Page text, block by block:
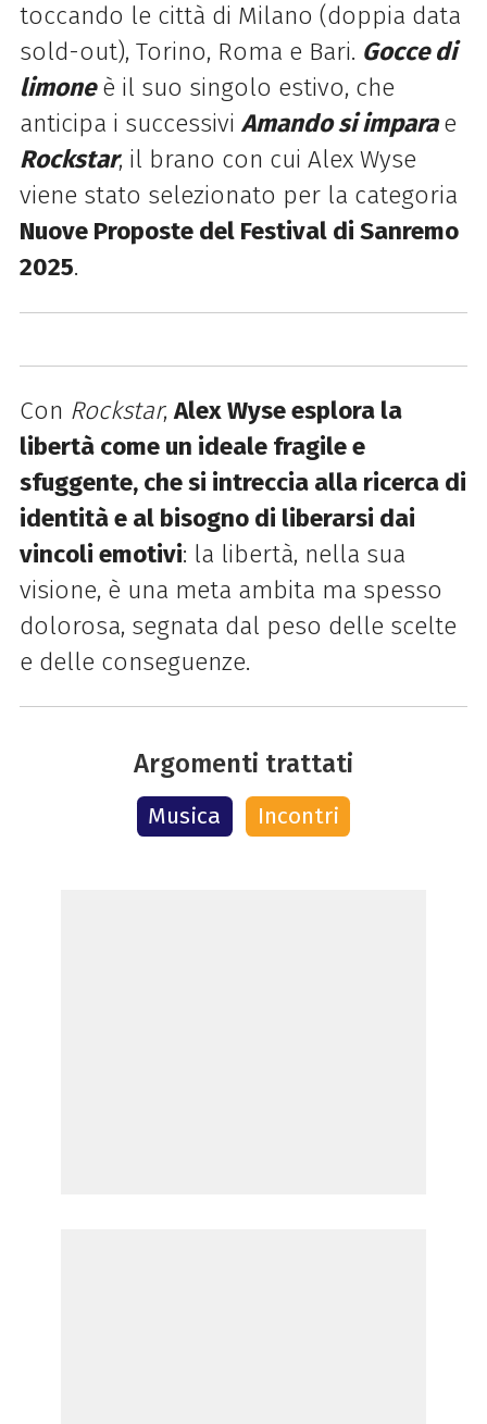
toccando le città di Milano (doppia data
sold-out), Torino, Roma e Bari. Gocce di
limoneè il suo singolo estivo, che
anticipa i successivi Amando si imparae
Rockstar, il brano con cui Alex Wyse
viene stato selezionato per la categoria
Nuove Proposte del Festival di Sanremo
2025.
Con Rockstar,Alex Wyse esplora la
libertà come un ideale fragile e
sfuggente, che si intreccia alla ricerca di
identità e al bisogno di liberarsi dai
vincoli emotivi: la libertà, nella sua
visione, è una meta ambita ma spesso
dolorosa, segnata dal peso delle scelte
e delle conseguenze.
Argomenti trattati
Musica Incontri